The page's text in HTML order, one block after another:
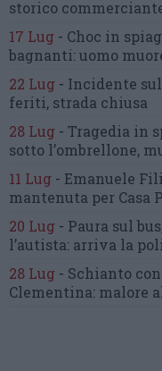
storico
17 Lug - Choc in
bagnanti:uomo
22 Lug - Incidente
feriti, strada chiusa
28 Lug - Tragedia in
sotto l’ombrellone,
11 Lug - Emanuele
mantenuta per Casa
20 Lug - Paura sul
l’autista: arriva la
28 Lug - Schianto
Clementina: malore